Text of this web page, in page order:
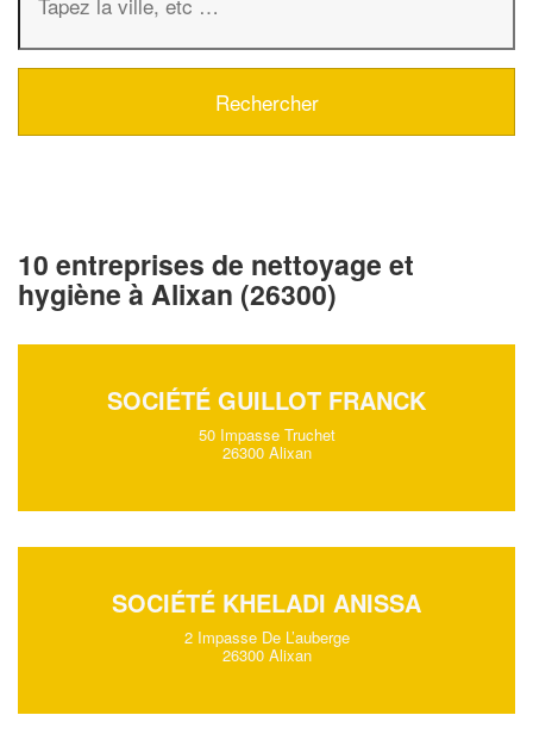
10 entreprises de nettoyage et
hygiène à Alixan (26300)
SOCIÉTÉ GUILLOT FRANCK
50 Impasse Truchet
26300 Alixan
SOCIÉTÉ KHELADI ANISSA
2 Impasse De L’auberge
26300 Alixan